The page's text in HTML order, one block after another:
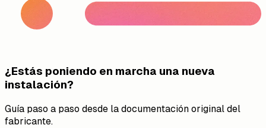
¿Estás poniendo en marcha una nueva
instalación?
Guía paso a paso desde la documentación original del
fabricante.